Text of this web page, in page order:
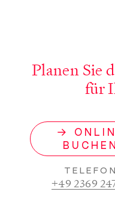
Planen Sie
für
→
BUCHEN
TELEFON
+49 2369